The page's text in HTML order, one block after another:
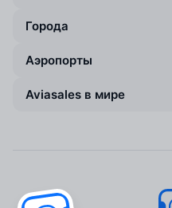
Города
Аэропорты
Aviasales в мире